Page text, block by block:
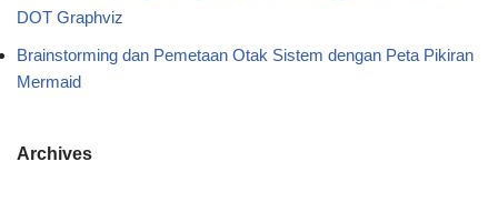
DOT Graphviz
Brainstorming dan Pemetaan Otak Sistem dengan Peta Pikiran
Mermaid
Archives